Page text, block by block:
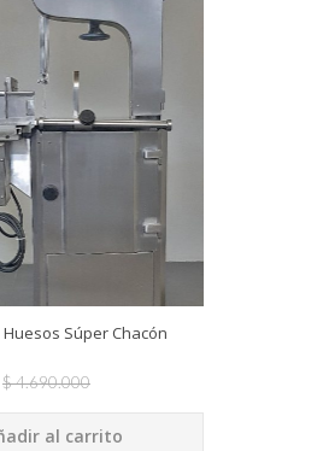
Súper Chacón
$4.690.000
al carrito